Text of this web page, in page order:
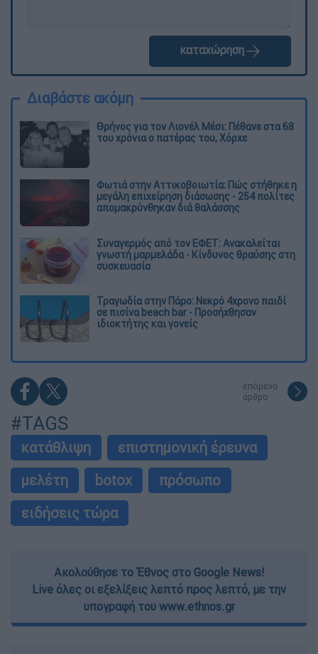
καταχώρηση
Διαβάστε ακόμη
Θρήνος για τον Λιονέλ Μέσι: Πέθανε στα 68
του χρόνια ο πατέρας του, Χόρχε
Φωτιά στην Αττικοβοιωτία: Πώς στήθηκε η
μεγάλη επιχείρηση διάσωσης - 254 πολίτες
απομακρύνθηκαν διά θαλάσσης
Συναγερμός από τον ΕΦΕΤ: Ανακαλείται
γνωστή μαρμελάδα - Κίνδυνος θραύσης στη
συσκευασία
Τραγωδία στην Πάρο: Νεκρό 4χρονο παιδί
σε πισίνα beach bar - Προσήχθησαν
ιδιοκτήτης και γονείς
επόμενο
άρθρο
#TAGS
κατάθλιψη
επιστημονική έρευνα
μελέτη
botox
πρόσωπο
ειδήσεις τώρα
Ακολούθησε το Έθνος στο Google News!
Live όλες οι εξελίξεις λεπτό προς λεπτό, με την
υπογραφή του www.ethnos.gr